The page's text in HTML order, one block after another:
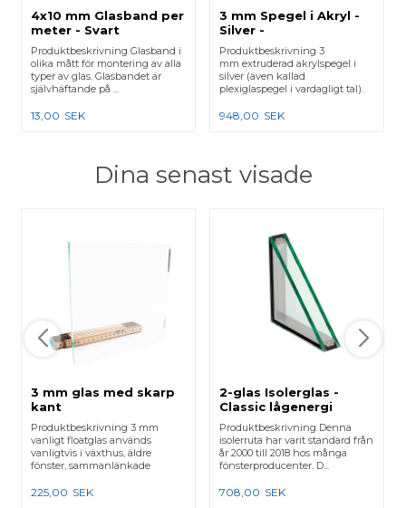
4x10 mm Glasband per
meter - Svart
Produktbeskrivning Glasband i
olika mått för montering av alla
typer av glas. Glasbandet är
självhäftande på ...
13,00 SEK
3 mm Spegel i Akryl -
Silver -
Måttbeställning
Produktbeskrivning 3
mm extruderad akrylspegel i
silver (även kallad
plexiglaspegel i vardagligt tal).
948,00 SEK
Dina senast visade
3 mm glas med skarp
kant
Produktbeskrivning 3 mm
vanligt floatglas används
vanligtvis i växthus, äldre
fönster, sammanlänkade
225,00 SEK
2-glas Isolerglas -
Classic lågenergi
Produktbeskrivning Denna
isolerruta har varit standard från
år 2000 till 2018 hos många
fönsterproducenter. D...
708,00 SEK